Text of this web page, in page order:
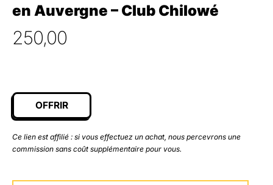
en Auvergne – Club Chilowé
250,00
OFFRIR
Ce lien est affilié : si vous effectuez un achat, nous percevrons une
commission sans coût supplémentaire pour vous.